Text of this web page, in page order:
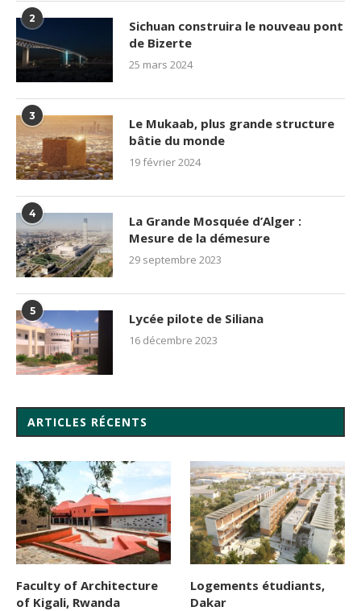
2
Sichuan construira le nouveau pont
de Bizerte
25 mars 2024
3
Le Mukaab, plus grande structure
bâtie du monde
19 février 2024
4
La Grande Mosquée d’Alger :
Mesure de la démesure
29 septembre 2023
5 Lycée pilote de Siliana
16 décembre 2023
ARTICLES RÉCENTS
Faculty of Architecture
of Kigali, Rwanda
Logements étudiants,
Dakar